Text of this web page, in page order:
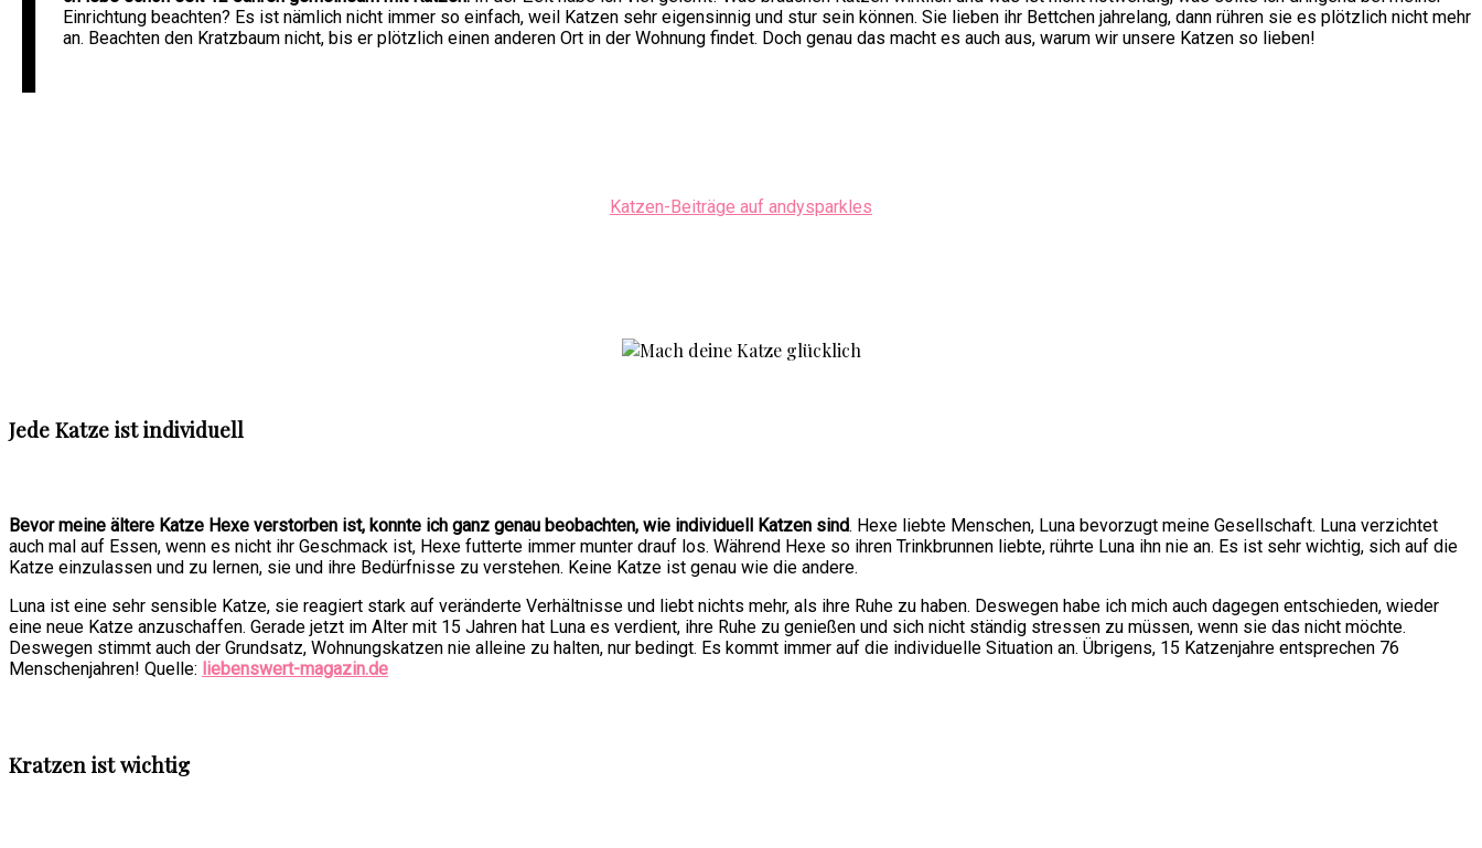
I
Einrichtung beachten? Es ist nämlich nicht immer so einfach, weil Katzen sehr eigensinnig und stur sein können. Sie lieben ihr Bettchen jahrelang, dann rühren sie es plötzlich nicht mehr
an. Beachten den Kratzbaum nicht, bis er plötzlich einen anderen Ort in der Wohnung findet. Doch genau das macht es auch aus, warum wir unsere Katzen so lieben!
Katzen-Beiträge auf andysparkles
Jede Katze ist individuell
Bevor meine ältere Katze Hexe verstorben ist, konnte ich ganz genau beobachten, wie individuell Katzen sind. Hexe liebte Menschen, Luna bevorzugt meine Gesellschaft. Luna verzichtet
auch mal auf Essen, wenn es nicht ihr Geschmack ist, Hexe futterte immer munter drauf los. Während Hexe so ihren Trinkbrunnen liebte, rührte Luna ihn nie an. Es ist sehr wichtig, sich auf die
Katze einzulassen und zu lernen, sie und ihre Bedürfnisse zu verstehen. Keine Katze ist genau wie die andere.
Luna ist eine sehr sensible Katze, sie reagiert stark auf veränderte Verhältnisse und liebt nichts mehr, als ihre Ruhe zu haben. Deswegen habe ich mich auch dagegen entschieden, wieder
eine neue Katze anzuschaffen. Gerade jetzt im Alter mit 15 Jahren hat Luna es verdient, ihre Ruhe zu genießen und sich nicht ständig stressen zu müssen, wenn sie das nicht möchte.
Deswegen stimmt auch der Grundsatz, Wohnungskatzen nie alleine zu halten, nur bedingt. Es kommt immer auf die individuelle Situation an. Übrigens, 15 Katzenjahre entsprechen 76
Menschenjahren! Quelle: liebenswert-magazin.de
Kratzen ist wichtig